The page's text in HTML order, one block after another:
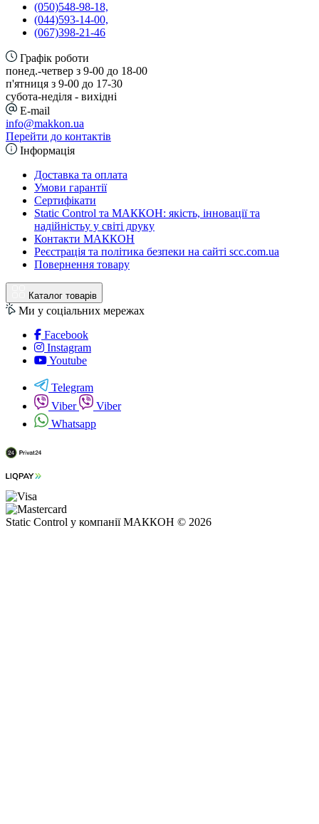
(050)548-98-18,
(044)593-14-00,
(067)398-21-46
Графік роботи
понед.-четвер з 9-00 до 18-00
п'ятниця з 9-00 до 17-30
cубота-неділя - вихідні
E-mail
info@makkon.ua
Перейти до контактів
Інформація
Доставка та оплата
Умови гарантії
Сертифікати
Static Control та МАККОН: якість, інновації та
надійністьу у світі друку
Контакти МАККОН
Реєстрація та політика безпеки на сайті scc.com.ua
Повернення товару
Каталог товарів
Ми у соціальних мережах
Facebook
Instagram
Youtube
Telegram
Viber
Viber
Whatsapp
Static Control у компанії МАККОН © 2026